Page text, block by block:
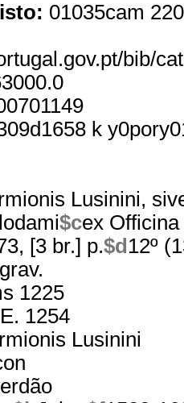
01035cam
bib/
k
Lusinini,
$cex
[3 br.] p.$d 12º
1225
1254
Lusinini